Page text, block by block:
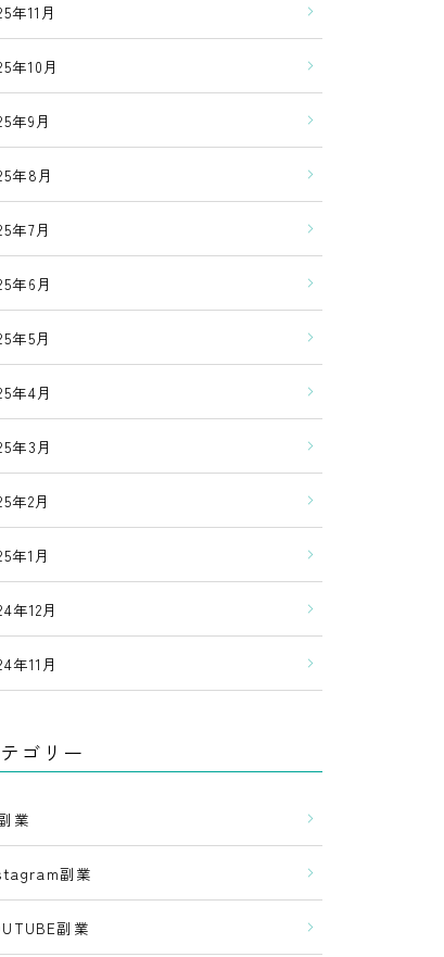
年11月
年10月
年9月
年8月
年7月
年6月
年5月
年4月
年3月
年2月
年1月
年12月
年11月
ゴリー
業
副業
副業